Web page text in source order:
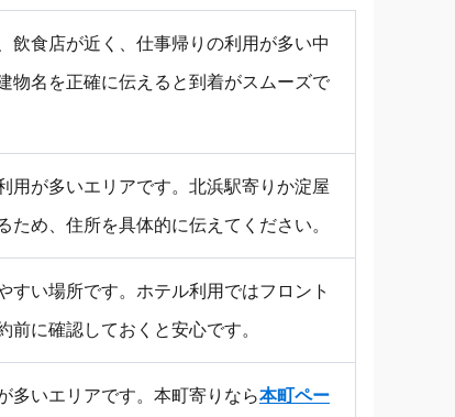
飲食店が近く、仕事帰りの利用が多い中
物名を正確に伝えると到着がスムーズで
用が多いエリアです。北浜駅寄りか淀屋
め、住所を具体的に伝えてください。
すい場所です。ホテル利用ではフロント
に確認しておくと安心です。
多いエリアです。本町寄りなら本町ペー